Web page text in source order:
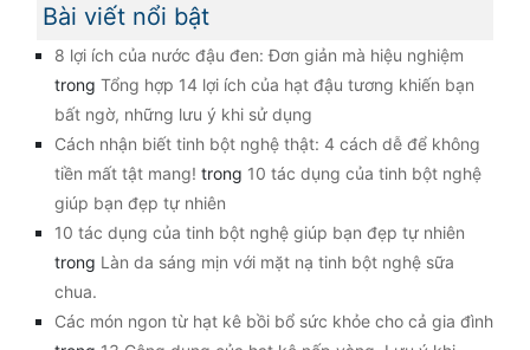
Bài viết nổi bật
8 lợi ích của nước đậu đen: Đơn giản mà hiệu nghiệm
trong Tổng hợp 14 lợi ích của hạt đậu tương khiến bạn
bất ngờ, những lưu ý khi sử dụng
Cách nhận biết tinh bột nghệ thật: 4 cách dễ để không
tiền mất tật mang! trong 10 tác dụng của tinh bột nghệ
giúp bạn đẹp tự nhiên
10 tác dụng của tinh bột nghệ giúp bạn đẹp tự nhiên
trong Làn da sáng mịn với mặt nạ tinh bột nghệ sữa
chua.
Các món ngon từ hạt kê bồi bổ sức khỏe cho cả gia đình